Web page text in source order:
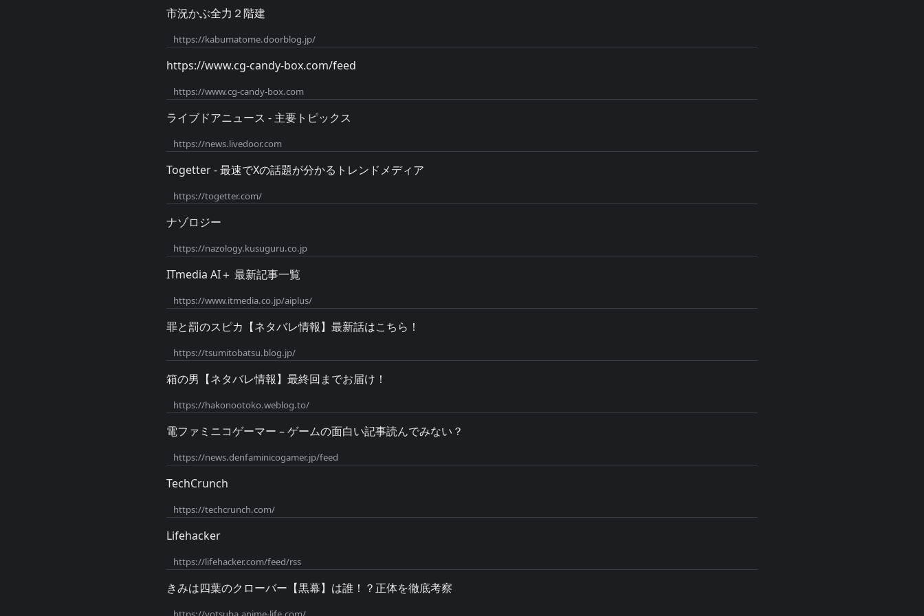
市況かぶ全力２階建
https://kabumatome.doorblog.jp/
https://www.cg-candy-box.com/feed
https://www.cg-candy-box.com
ライブドアニュース - 主要トピックス
https://news.livedoor.com
Togetter - 最速でXの話題が分かるトレンドメディア
https://togetter.com/
ナゾロジー
https://nazology.kusuguru.co.jp
ITmedia AI＋ 最新記事一覧
https://www.itmedia.co.jp/aiplus/
罪と罰のスピカ【ネタバレ情報】最新話はこちら！
https://tsumitobatsu.blog.jp/
箱の男【ネタバレ情報】最終回までお届け！
https://hakonootoko.weblog.to/
電ファミニコゲーマー – ゲームの面白い記事読んでみない？
https://news.denfaminicogamer.jp/feed
TechCrunch
https://techcrunch.com/
Lifehacker
https://lifehacker.com/feed/rss
きみは四葉のクローバー【黒幕】は誰！？正体を徹底考察